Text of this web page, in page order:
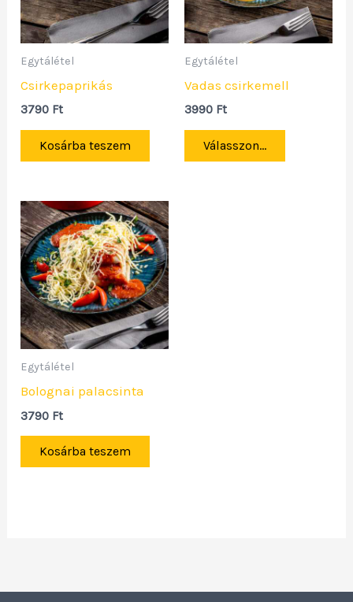
Egytálétel
Csirkepaprikás
3790 Ft
Kosárba teszem
Egytálétel
Vadas csirkemell
3990 Ft
Válasszon...
Egytálétel
Bolognai palacsinta
3790 Ft
Kosárba teszem